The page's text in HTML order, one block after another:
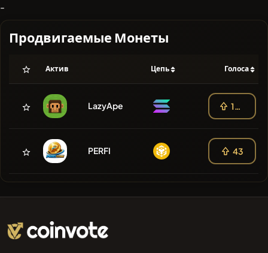
-
Продвигаемые Монеты
Актив Цепь Голоса
LazyApe 108
PERFI 43